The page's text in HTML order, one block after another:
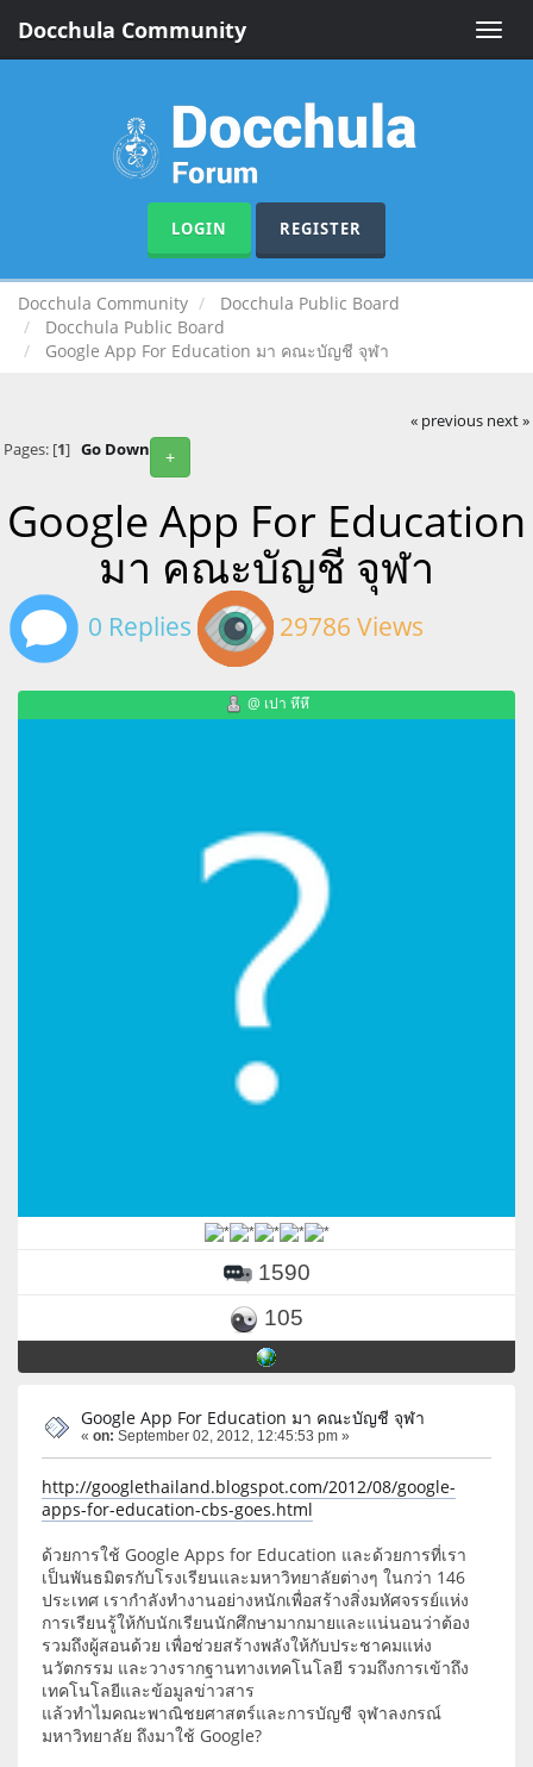
Toggle
Docchula Community
LOGIN REGISTER
Docchula Community
Docchula Public Board
Docchula Public Board
Google App For Education มา คณะบัญชี จุฬา
« previous next »
+
Pages: [1] Go Down
Google App For Education
มา คณะบัญชี จุฬา
0 Replies 29786 Views
@ เปา หึหึ
1590
105
Google App For Education มา คณะบัญชี จุฬา
« on: September 02, 2012, 12:45:53 pm »
http://googlethailand.blogspot.com/2012/08/google-
apps-for-education-cbs-goes.html
ด้วยการใช้ Google Apps for Education และด้วยการที่เรา
เป็นพันธมิตรกับโรงเรียนและมหาวิทยาลัยต่างๆ ในกว่า 146
ประเทศ เรากำลังทำงานอย่างหนักเพื่อสร้างสิ่งมหัศจรรย์แห่ง
การเรียนรู้ให้กับนักเรียนนักศึกษามากมายและแน่นอนว่าต้อง
รวมถึงผู้สอนด้วย เพื่อช่วยสร้างพลังให้กับประชาคมแห่ง
นวัตกรรม และวางรากฐานทางเทคโนโลยี รวมถึงการเข้าถึง
เทคโนโลยีและข้อมูลข่าวสาร
แล้วทำไมคณะพาณิชยศาสตร์และการบัญชี จุฬาลงกรณ์
มหาวิทยาลัย ถึงมาใช้ Google?